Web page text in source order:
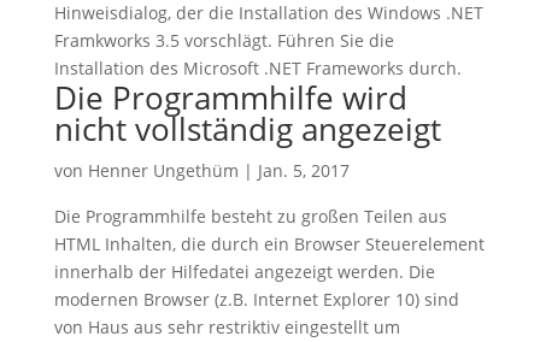
Hinweisdialog, der die Installation des Windows .NET
Framkworks 3.5 vorschlägt. Führen Sie die
Installation des Microsoft .NET Frameworks durch.
Die Programmhilfe wird
nicht vollständig angezeigt
von Henner Ungethüm | Jan. 5, 2017
Die Programmhilfe besteht zu großen Teilen aus
HTML Inhalten, die durch ein Browser Steuerelement
innerhalb der Hilfedatei angezeigt werden. Die
modernen Browser (z.B. Internet Explorer 10) sind
von Haus aus sehr restriktiv eingestellt um